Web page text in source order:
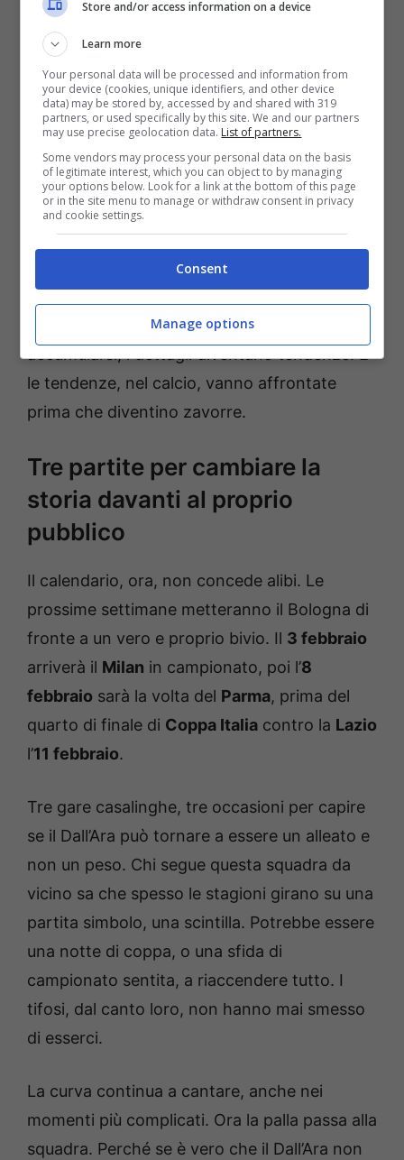
È curioso, perché nella
Dall’Ara era stato quasi un fortino: solo il
Veronae ilGenoa, quest’ultimo all’ultima
giornata con nulla in palio, erano riusciti a
espugnare Bologna. Un contrasto forte con
l’oggi. Il rendimento interno dei rossoblù è
uno dei pochi veri scostamenti rispetto alla
continuità mostrata fuori casa. Non è un
problema di atteggiamento, dicono da
Ma quando le sconfitte iniziano ad
accumularsi, i dettagli diventano tendenze. E
le tendenze, nel calcio, vanno affrontate
prima che diventino zavorre.
Tre partite per cambiare la
storia davanti al proprio
pubblico
Il calendario, ora, non concede alibi. Le
prossime settimane metteranno il Bologna di
fronte a un vero e proprio bivio. Il 3 febbraio
arriverà il Milan in campionato, poi l’8
febbraio sarà la volta del Parma, prima del
quarto di finale di Coppa Italia contro la Lazio
l’11 febbraio.
Tre gare casalinghe, tre occasioni per capire
se il Dall’Ara può tornare a essere un alleato e
non un peso. Chi segue questa squadra da
vicino sa che spesso le stagioni girano su una
partita simbolo, una scintilla. Potrebbe essere
una notte di coppa, o una sfida di
campionato sentita, a riaccendere tutto. I
tifosi, dal canto loro, non hanno mai smesso
di esserci.
La curva continua a cantare, anche nei
momenti più complicati. Ora la palla passa alla
squadra. Perché se è vero che il Dall’Ara non
Store and/or access information on a device
Learn more
Your personal data will be processed and information from
your device (cookies, unique identifiers, and other device
data) may be stored by, accessed by and shared with 319
partners, or used specifically by this site. We and our partners
may use precise geolocation data. List of partners.
Some vendors may process your personal data on the basis
of legitimate interest, which you can object to by managing
your options below. Look for a link at the bottom of this page
or in the site menu to manage or withdraw consent in privacy
and cookie settings.
Consent
Manage options